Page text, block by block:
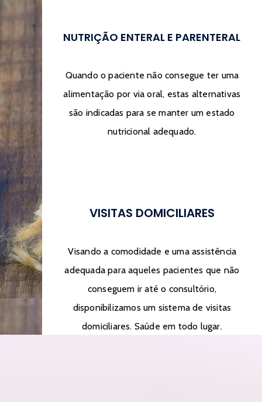
NUTRIÇÃO ENTERAL E PARENTERAL
Quando o paciente não consegue ter uma
alimentação por via oral, estas alternativas
são indicadas para se manter um estado
nutricional adequado.
VISITAS DOMICILIARES
Visando a comodidade e uma assistência
adequada para aqueles pacientes que não
conseguem ir até o consultório,
disponibilizamos um sistema de visitas
domiciliares. Saúde em todo lugar.